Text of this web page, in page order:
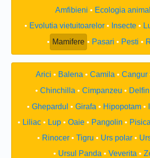
Amfibieni
Ecologia
Evolutia vietuitoarelor
Insecte
Mamifere
Pasari Pesti
Arici Balena Camila Cangur
Chinchilla
Cimpanzeu Delfin
Ghepardul
Girafa Hipopotam
Liliac
Lup Oaie Pangolin Pisica
Rinocer
Tigru Urs polar
Ursul Panda
Veverita